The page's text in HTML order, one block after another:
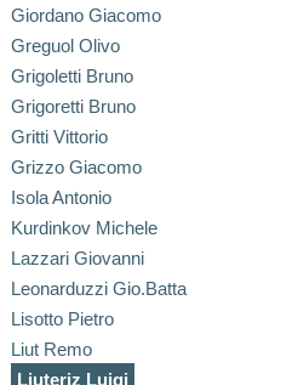
Giordano Giacomo
Greguol Olivo
Grigoletti Bruno
Grigoretti Bruno
Gritti Vittorio
Grizzo Giacomo
Isola Antonio
Kurdinkov Michele
Lazzari Giovanni
Leonarduzzi Gio.Batta
Lisotto Pietro
Liut Remo
Liuteriz Luigi